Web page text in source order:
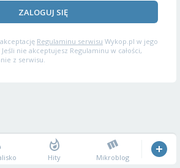
ZALOGUJ SIĘ
Regulaminu serwisu Wykop.pl w jego
nie akceptujesz Regulaminu w całości,
z serwisu.
Hity Mikroblog